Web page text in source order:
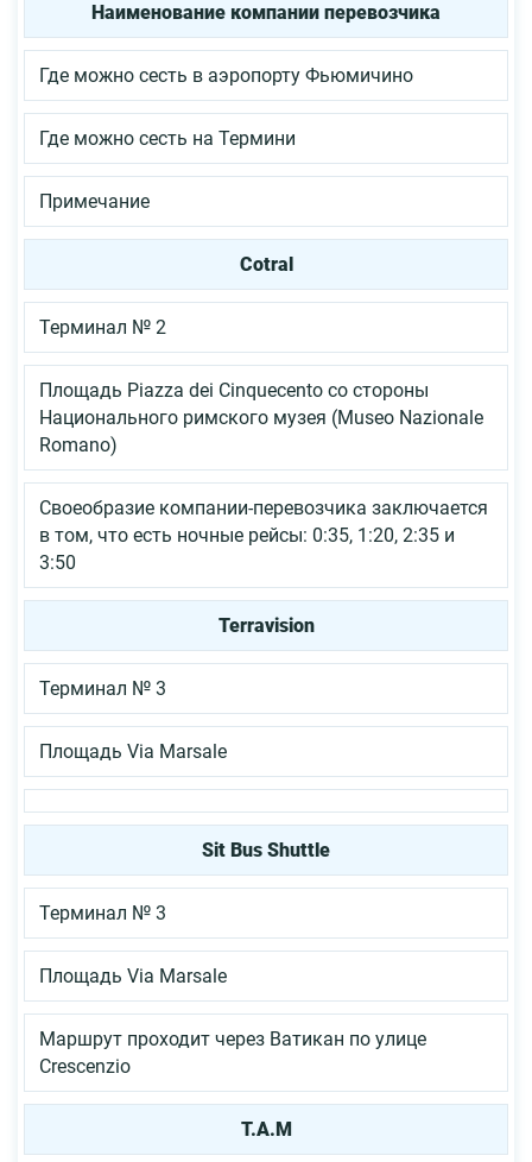
Наименование компании перевозчика
Где можно сесть в аэропорту Фьюмичино
Где можно сесть на Термини
Примечание
Cotral
Терминал № 2
Площадь Piazza dei Cinquecento со стороны
Национального римского музея (Museo Nazionale
Romano)
Своеобразие компании-перевозчика заключается
в том, что есть ночные рейсы: 0:35, 1:20, 2:35 и
3:50
Terravision
Терминал № 3
Площадь Via Marsale
Sit Bus Shuttle
Терминал № 3
Площадь Via Marsale
Маршрут проходит через Ватикан по улице
Crescenzio
T.A.M